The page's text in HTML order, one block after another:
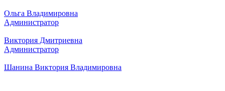
Ольга Владимировна
Администратор
Виктория Дмитриевна
Администратор
Шанина Виктория Владимировна